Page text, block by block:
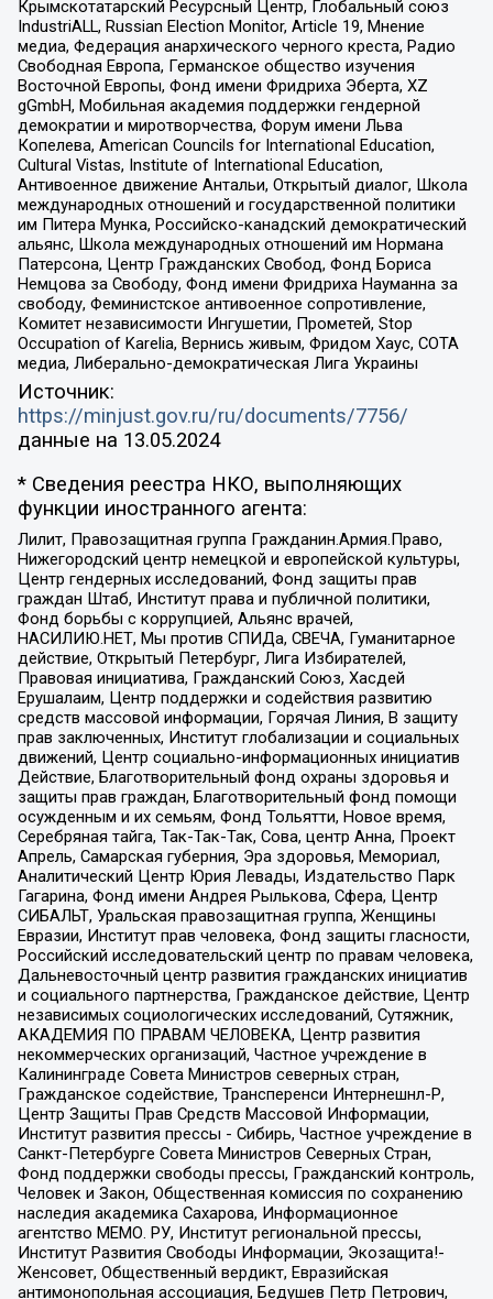
Крымскотатарский Ресурсный Центр, Глобальный союз
IndustriALL, Russian Election Monitor, Article 19, Мнение
медиа, Федерация анархического черного креста, Радио
Свободная Европа, Германское общество изучения
Восточной Европы, Фонд имени Фридриха Эберта, XZ
gGmbH, Мобильная академия поддержки гендерной
демократии и миротворчества, Форум имени Льва
Копелева, American Councils for International Education,
Cultural Vistas, Institute of International Education,
Антивоенное движение Антальи, Открытый диалог, Школа
международных отношений и государственной политики
им Питера Мунка, Российско-канадский демократический
альянс, Школа международных отношений им Нормана
Патерсона, Центр Гражданских Свобод, Фонд Бориса
Немцова за Свободу, Фонд имени Фридриха Науманна за
свободу, Феминистское антивоенное сопротивление,
Комитет независимости Ингушетии, Прометей, Stop
Occupation of Karelia, Вернись живым, Фридом Хаус, СОТА
медиа, Либерально-демократическая Лига Украины
Источник:
https://minjust.gov.ru/ru/documents/7756/
данные на 13.05.2024
* Сведения реестра НКО, выполняющих
функции иностранного агента:
Лилит, Правозащитная группа Гражданин.Армия.Право,
Нижегородский центр немецкой и европейской культуры,
Центр гендерных исследований, Фонд защиты прав
граждан Штаб, Институт права и публичной политики,
Фонд борьбы с коррупцией, Альянс врачей,
НАСИЛИЮ.НЕТ, Мы против СПИДа, СВЕЧА, Гуманитарное
действие, Открытый Петербург, Лига Избирателей,
Правовая инициатива, Гражданский Союз, Хасдей
Ерушалаим, Центр поддержки и содействия развитию
средств массовой информации, Горячая Линия, В защиту
прав заключенных, Институт глобализации и социальных
движений, Центр социально-информационных инициатив
Действие, Благотворительный фонд охраны здоровья и
защиты прав граждан, Благотворительный фонд помощи
осужденным и их семьям, Фонд Тольятти, Новое время,
Серебряная тайга, Так-Так-Так, Сова, центр Анна, Проект
Апрель, Самарская губерния, Эра здоровья, Мемориал,
Аналитический Центр Юрия Левады, Издательство Парк
Гагарина, Фонд имени Андрея Рылькова, Сфера, Центр
СИБАЛЬТ, Уральская правозащитная группа, Женщины
Евразии, Институт прав человека, Фонд защиты гласности,
Российский исследовательский центр по правам человека,
Дальневосточный центр развития гражданских инициатив
и социального партнерства, Гражданское действие, Центр
независимых социологических исследований, Сутяжник,
АКАДЕМИЯ ПО ПРАВАМ ЧЕЛОВЕКА, Центр развития
некоммерческих организаций, Частное учреждение в
Калининграде Совета Министров северных стран,
Гражданское содействие, Трансперенси Интернешнл-Р,
Центр Защиты Прав Средств Массовой Информации,
Институт развития прессы - Сибирь, Частное учреждение в
Санкт-Петербурге Совета Министров Северных Стран,
Фонд поддержки свободы прессы, Гражданский контроль,
Человек и Закон, Общественная комиссия по сохранению
наследия академика Сахарова, Информационное
агентство МЕМО. РУ, Институт региональной прессы,
Институт Развития Свободы Информации, Экозащита!-
Женсовет, Общественный вердикт, Евразийская
антимонопольная ассоциация, Бедушев Петр Петрович,